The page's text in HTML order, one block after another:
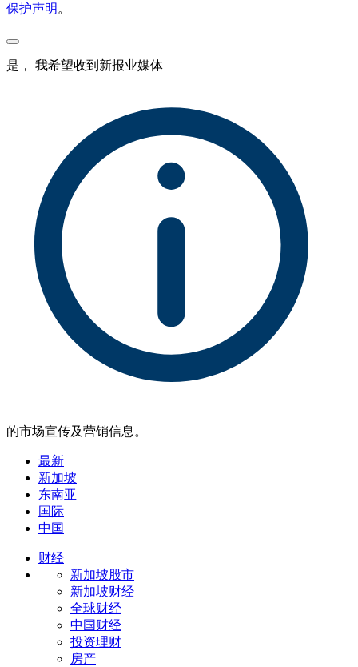
保护声明 。
是， 我希望收到新报业媒体
的市场宣传及营销信息。
最新
新加坡
东南亚
国际
中国
财经
新加坡股市
新加坡财经
全球财经
中国财经
投资理财
房产